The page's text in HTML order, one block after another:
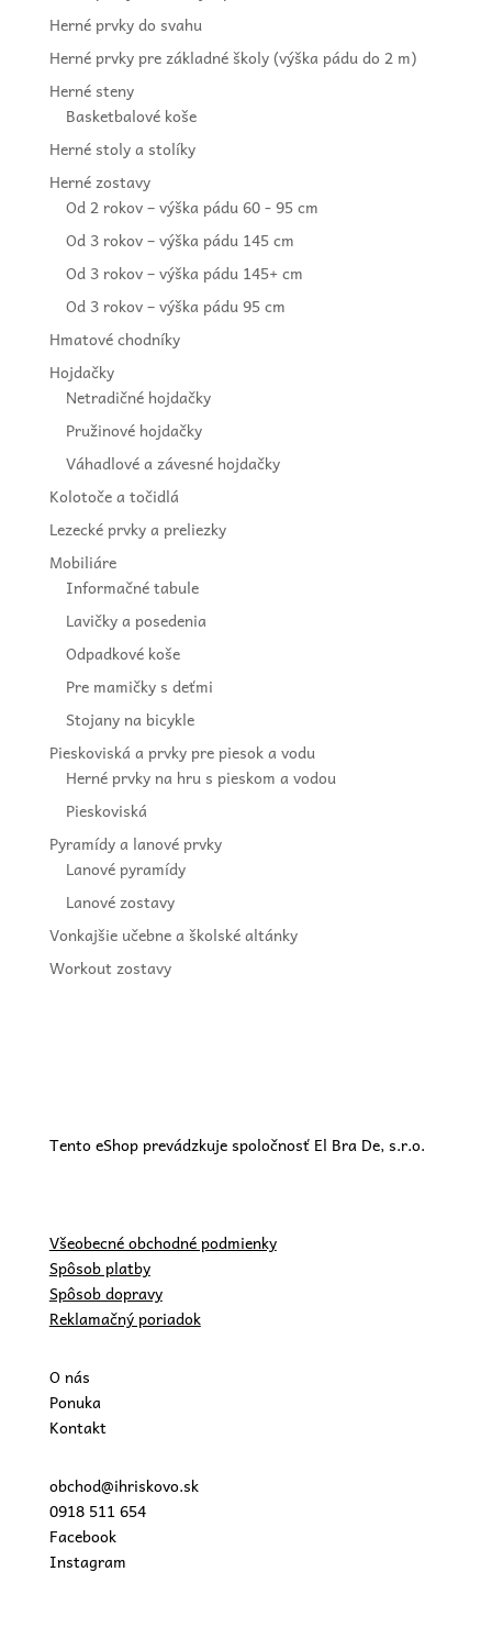
Herné prvky do svahu
Herné prvky pre základné školy (výška pádu do 2 m)
Herné steny
Basketbalové koše
Herné stoly a stolíky
Herné zostavy
Od 2 rokov – výška pádu 60 - 95 cm
Od 3 rokov – výška pádu 145 cm
Od 3 rokov – výška pádu 145+ cm
Od 3 rokov – výška pádu 95 cm
Hmatové chodníky
Hojdačky
Netradičné hojdačky
Pružinové hojdačky
Váhadlové a závesné hojdačky
Kolotoče a točidlá
Lezecké prvky a preliezky
Mobiliáre
Informačné tabule
Lavičky a posedenia
Odpadkové koše
Pre mamičky s deťmi
Stojany na bicykle
Pieskoviská a prvky pre piesok a vodu
Herné prvky na hru s pieskom a vodou
Pieskoviská
Pyramídy a lanové prvky
Lanové pyramídy
Lanové zostavy
Vonkajšie učebne a školské altánky
Workout zostavy
Tento eShop prevádzkuje spoločnosť El Bra De, s.r.o.
Všeobecné obchodné podmienky
Spôsob platby
Spôsob dopravy
Reklamačný poriadok
O nás
Ponuka
Kontakt
obchod@ihriskovo.sk
0918 511 654
Facebook
Instagram